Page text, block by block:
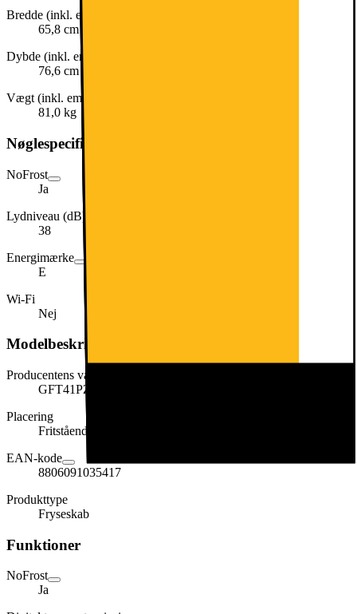
Bredde (inkl. emballage)
65,8 cm
Dybde (inkl. emballage)
76,6 cm
Vægt (inkl. emballage)
81,0 kg
Nøglespecifikation
NoFrost
Ja
Lydniveau (dB)
38
Energimærke
E
Wi-Fi
Nej
Modelbeskrivelse
Producentens varenummer
GFT41PZGSZ
Placering
Fritstående
EAN-kode
8806091035417
Produkttype
Fryseskab
Funktioner
NoFrost
Ja